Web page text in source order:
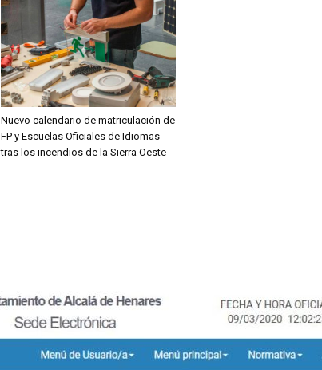
Nuevo calendario de matriculación de
FP y Escuelas Oficiales de Idiomas
tras los incendios de la Sierra Oeste